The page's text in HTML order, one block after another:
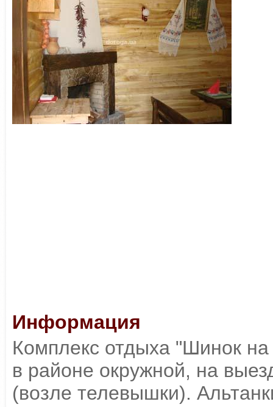
Информация
Комплекс отдыха "Шинок
в районе окружной, на
(возле телевышки).